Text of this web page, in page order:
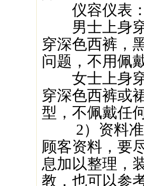
仪容仪表
男士上身穿
穿深色西裤，
问题，不用佩
女士上身穿
穿深色西裤或
型，不佩戴任
2）资料准
顾客资料，要
息加以整理，
教，也可以参